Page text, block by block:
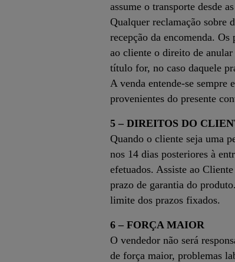
assume o transporte desde
Qualquer reclamação sobre
recepção da encomenda.
ao cliente o direito de anular
título for, no caso daquele
A venda entende-se sempre
provenientes do presente
5 – DIREITOS DO
Quando o cliente seja uma
nos 14 dias posteriores à
efetuados. Assiste ao
prazo de garantia do
limite dos prazos fixados.
6 – FORÇA MAIOR
O vendedor não será
de força maior, problemas